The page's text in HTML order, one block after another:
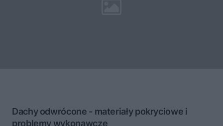
Dachy odwrócone - materiały pokryciowe i
problemy wykonawcze